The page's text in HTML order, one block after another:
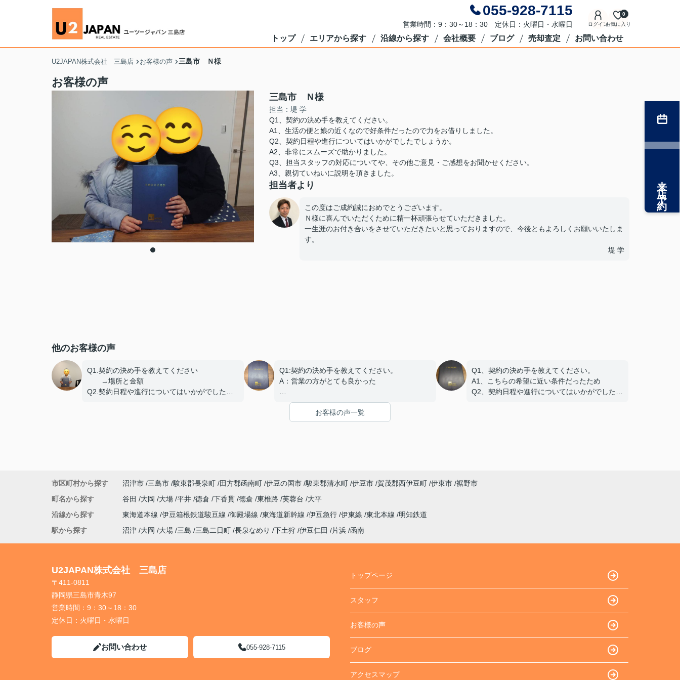
055-928-7115
営業時間：9：30～18：30 定休日：火曜日・水曜日 ログインお気に入り
0
トップ エリアから探す 沿線から探す 会社概要 ブログ 売却査定 お問い合わせ
U2JAPAN株式会社 三島店 お客様の声 三島市 Ｎ様
お客様の声
三島市 Ｎ様
担当：堤 学
Q1、契約の決め手を教えてください。
A1、生活の便と娘の近くなので好条件だったので力をお借りしました。
Q2、契約日程や進行についてはいかがでしたでしょうか。
A2、非常にスムーズで助かりました。
Q3、担当スタッフの対応についてや、その他ご意見・ご感想をお聞かせください。
A3、親切ていねいに説明を頂きました。
担当者より
この度はご成約誠におめでとうございます。
Ｎ様に喜んでいただくために精一杯頑張らせていただきました。
一生涯のお付き合いをさせていただきたいと思っておりますので、今後ともよろしくお願いいたしま
す。
堤 学
他のお客様の声
Q1.契約の決め手を教えてください
→場所と金額
Q2.契約日程や進行についてはいかがでしたで
Q1:契約の決め手を教えてください。
A：営業の方がとても良かった
Q2:契約日程や進行についてはいかがでしたで
A：円滑におこなっていただきました
Q1、契約の決め手を教えてください。
A1、こちらの希望に近い条件だったため
Q2、契約日程や進行についてはいかがでしたで
お客様の声一覧
来店予約
市区町村から探す 沼津市 三島市 駿東郡長泉町 田方郡函南町 伊豆の国市 駿東郡清水町 伊豆市 賀茂郡西伊豆町 伊東市 裾野市
町名から探す
谷田 大岡 大場 平井 徳倉 下香貫 徳倉 東椎路 芙蓉台
大平
沿線から探す
東海道本線 伊豆箱根鉄道駿豆線 御殿場線 東海道新幹線 伊豆急行 伊東線 東北本線
明知鉄道
駅から探す
沼津 大岡 大場 三島 三島二日町 長泉なめり 下土狩 伊豆仁田 片浜 函南
U2JAPAN株式会社 三島店
〒411-0811
静岡県三島市青木97
営業時間： 9：30～18：30
定休日： 火曜日・水曜日
お問い合わせ 055-928-7115
トップページ
スタッフ
お客様の声
ブログ
アクセスマップ